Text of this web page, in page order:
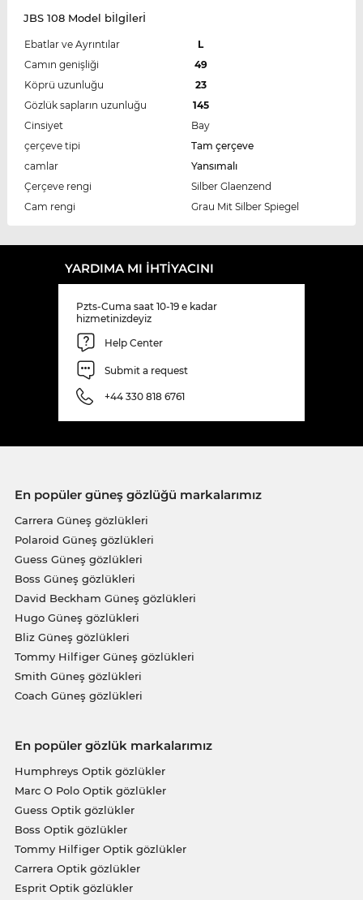
JBS 108 Model bİlgİlerİ
Ebatlar ve Ayrıntılar
L
Camın genişliği
49
Köprü uzunluğu
23
Gözlük sapların uzunluğu
145
Cinsiyet
Bay
çerçeve tipi
Tam çerçeve
camlar
Yansımalı
Çerçeve rengi
Silber Glaenzend
Cam rengi
Grau Mit Silber Spiegel
YARDIMA MI IHTIYACINI
Pzts-Cuma saat 10-19 e kadar
hizmetinizdeyiz
Help Center
Submit a request
+44 330 818 6761
En popüler güneş gözlüğü markalarımız
Carrera Güneş gözlükleri
Polaroid Güneş gözlükleri
Guess Güneş gözlükleri
Boss Güneş gözlükleri
David Beckham Güneş gözlükleri
Hugo Güneş gözlükleri
Bliz Güneş gözlükleri
Tommy Hilfiger Güneş gözlükleri
Smith Güneş gözlükleri
Coach Güneş gözlükleri
En popüler gözlük markalarımız
Humphreys Optik gözlükler
Marc O Polo Optik gözlükler
Guess Optik gözlükler
Boss Optik gözlükler
Tommy Hilfiger Optik gözlükler
Carrera Optik gözlükler
Esprit Optik gözlükler